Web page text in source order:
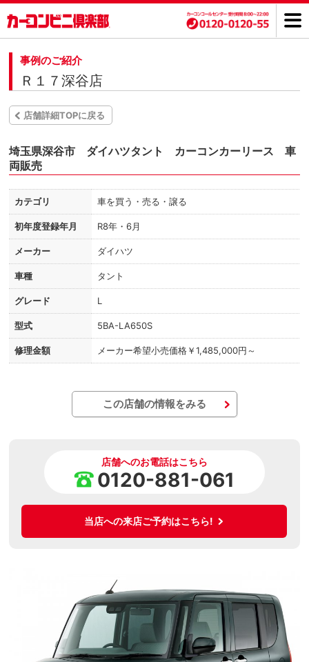
事例のご紹介
Ｒ１７深谷店
店舗詳細TOPに戻る
埼玉県深谷市 ダイハツタント カーコンカーリース 車
両販売
カテゴリ 車を買う・売る・譲る
初年度登録年月 R8年・6月
メーカー ダイハツ
車種 タント
グレード L
型式 5BA-LA650S
修理金額 メーカー希望小売価格￥1,485,000円～
この店舗の情報をみる
店舗へのお電話はこちら
0120-881-061
当店への来店ご予約はこちら!